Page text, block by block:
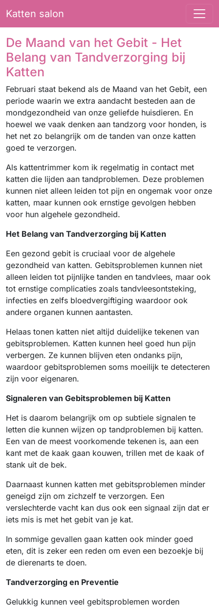
Katten salon
De Maand van het Gebit - Het
Belang van Tandverzorging bij
Katten
Februari staat bekend als de Maand van het Gebit, een
periode waarin we extra aandacht besteden aan de
mondgezondheid van onze geliefde huisdieren. En
hoewel we vaak denken aan tandzorg voor honden, is
het net zo belangrijk om de tanden van onze katten
goed te verzorgen.
Als kattentrimmer kom ik regelmatig in contact met
katten die lijden aan tandproblemen. Deze problemen
kunnen niet alleen leiden tot pijn en ongemak voor onze
katten, maar kunnen ook ernstige gevolgen hebben
voor hun algehele gezondheid.
Het Belang van Tandverzorging bij Katten
Een gezond gebit is cruciaal voor de algehele
gezondheid van katten. Gebitsproblemen kunnen niet
alleen leiden tot pijnlijke tanden en tandvlees, maar ook
tot ernstige complicaties zoals tandvleesontsteking,
infecties en zelfs bloedvergiftiging waardoor ook
andere organen kunnen aantasten.
Helaas tonen katten niet altijd duidelijke tekenen van
gebitsproblemen. Katten kunnen heel goed hun pijn
verbergen. Ze kunnen blijven eten ondanks pijn,
waardoor gebitsproblemen soms moeilijk te detecteren
zijn voor eigenaren.
Signaleren van Gebitsproblemen bij Katten
Het is daarom belangrijk om op subtiele signalen te
letten die kunnen wijzen op tandproblemen bij katten.
Een van de meest voorkomende tekenen is, aan een
kant met de kaak gaan kouwen, trillen met de kaak of
stank uit de bek.
Daarnaast kunnen katten met gebitsproblemen minder
geneigd zijn om zichzelf te verzorgen. Een
verslechterde vacht kan dus ook een signaal zijn dat er
iets mis is met het gebit van je kat.
In sommige gevallen gaan katten ook minder goed
eten, dit is zeker een reden om even een bezoekje bij
de dierenarts te doen.
Tandverzorging en Preventie
Gelukkig kunnen veel gebitsproblemen worden